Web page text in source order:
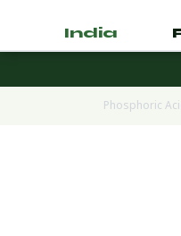
India
Phosphoric